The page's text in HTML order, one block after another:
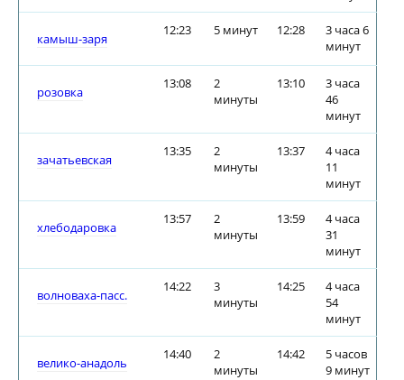
камыш-заря
12:23 5 минут 12:28
3 часа 6
минут
розовка
13:08
2
минуты
13:10
3 часа
46
минут
зачатьевская
13:35
2
минуты
13:37
4 часа
11
минут
хлебодаровка
13:57
2
минуты
13:59
4 часа
31
минут
волноваха-пасс.
14:22
3
минуты
14:25
4 часа
54
минут
велико-анадоль
14:40
2
минуты
14:42
5 часов
9 минут